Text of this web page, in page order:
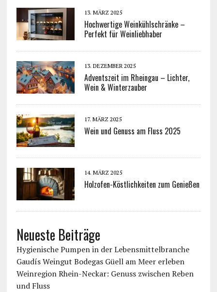
13. MÄRZ 2025
Hochwertige Weinkühlschränke –
Perfekt für Weinliebhaber
13. DEZEMBER 2025
Adventszeit im Rheingau – Lichter,
Wein & Winterzauber
17. MÄRZ 2025
Wein und Genuss am Fluss 2025
14. MÄRZ 2025
Holzofen-Köstlichkeiten zum Genießen
Neueste Beiträge
Hygienische Pumpen in der Lebensmittelbranche
Gaudís Weingut Bodegas Güell am Meer erleben
Weinregion Rhein-Neckar: Genuss zwischen Reben
und Fluss